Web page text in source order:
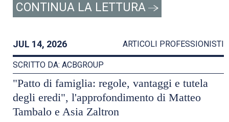
CONTINUA LA LETTURA
JUL 14, 2026 ARTICOLI PROFESSIONISTI
SCRITTO DA: ACBGROUP
"Patto di famiglia: regole, vantaggi e tutela
degli eredi", l'approfondimento di Matteo
Tambalo e Asia Zaltron